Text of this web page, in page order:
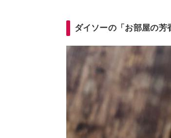
ダイソーの「お部屋の